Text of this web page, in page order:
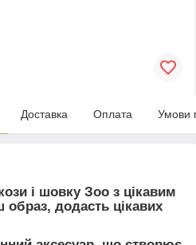
Доставка Оплата Умови
і шовку Зоо з цікавим
додасть цікавих